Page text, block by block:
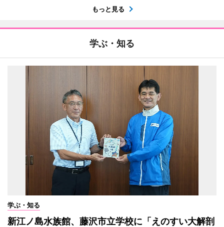
もっと見る
学ぶ・知る
学ぶ・知る
新江ノ島水族館、藤沢市立学校に「えのすい大解剖